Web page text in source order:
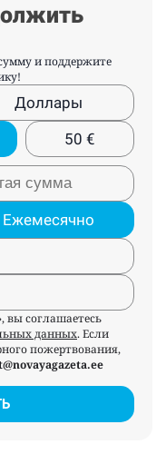
и поддержите
Доллары
50 €
Ежемесячно
вы соглашаетесь
данных. Если
пожертвования,